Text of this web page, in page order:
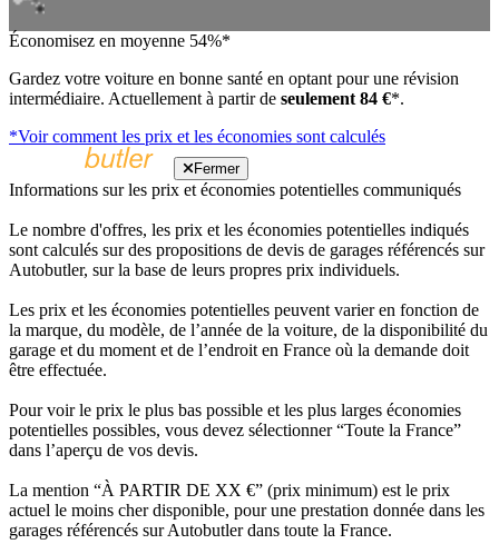
Économisez en moyenne 54%*
Gardez votre voiture en bonne santé en optant pour une révision
intermédiaire. Actuellement à partir de seulement 84 €*.
*Voir comment les prix et les économies sont calculés
Fermer
Informations sur les prix et économies potentielles communiqués
Le nombre d'offres, les prix et les économies potentielles indiqués
sont calculés sur des propositions de devis de garages référencés sur
Autobutler, sur la base de leurs propres prix individuels.
Les prix et les économies potentielles peuvent varier en fonction de
la marque, du modèle, de l’année de la voiture, de la disponibilité du
garage et du moment et de l’endroit en France où la demande doit
être effectuée.
Pour voir le prix le plus bas possible et les plus larges économies
potentielles possibles, vous devez sélectionner “Toute la France”
dans l’aperçu de vos devis.
La mention “À PARTIR DE XX €” (prix minimum) est le prix
actuel le moins cher disponible, pour une prestation donnée dans les
garages référencés sur Autobutler dans toute la France.